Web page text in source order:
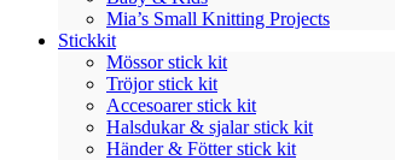
Mia’s Small Knitting Projects
Stickkit
Mössor stick kit
Tröjor stick kit
Accesoarer stick kit
Halsdukar & sjalar stick kit
Händer & Fötter stick kit